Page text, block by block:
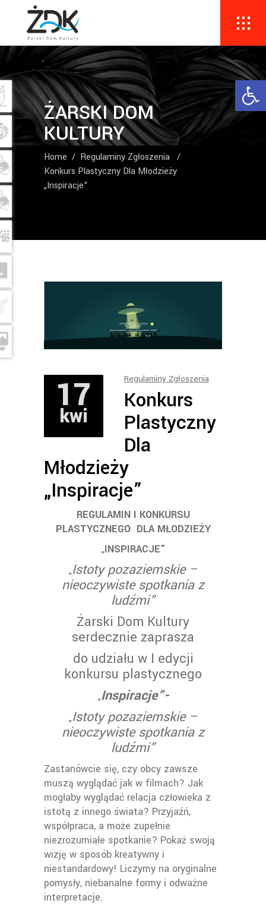
ŻARSKI DOM
KULTURY
Home / Regulaminy Zgłoszenia /
Konkurs Plastyczny Dla Młodzieży
„Inspiracje”
17
kwi
Regulaminy Zgłoszenia
Konkurs
Plastyczny
Dla
Młodzieży
„Inspiracje”
REGULAMIN I KONKURSU
PLASTYCZNEGO DLA MŁODZIEŻY
„INSPIRACJE”
„Istoty pozaziemskie –
nieoczywiste spotkania z
ludźmi”
Żarski Dom Kultury
serdecznie zaprasza
do udziału w I edycji
konkursu plastycznego
„Inspiracje”-
„Istoty pozaziemskie –
nieoczywiste spotkania z
ludźmi”
Zastanówcie się, czy obcy zawsze
muszą wyglądać jak w filmach? Jak
mogłaby wyglądać relacja człowieka z
istotą z innego świata? Przyjaźń,
współpraca, a może zupełnie
niezrozumiałe spotkanie? Pokaż swoją
wizję w sposób kreatywny i
niestandardowy! Liczymy na oryginalne
pomysły, niebanalne formy i odważne
interpretacje.